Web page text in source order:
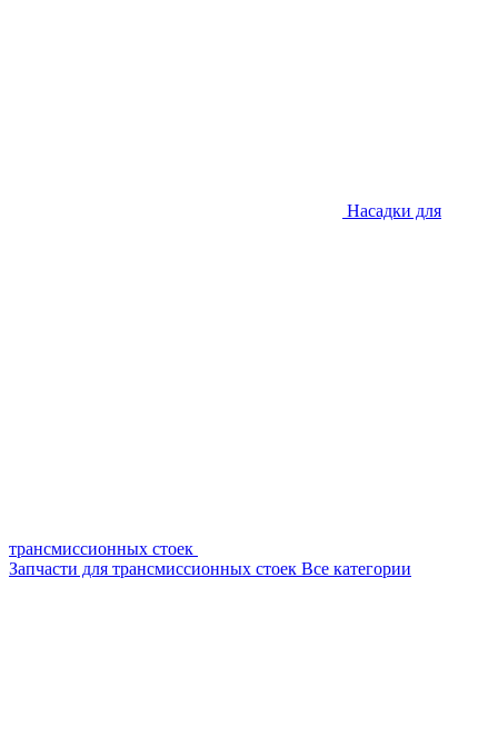
Насадки для
трансмиссионных стоек
Запчасти для трансмиссионных стоек Все категории